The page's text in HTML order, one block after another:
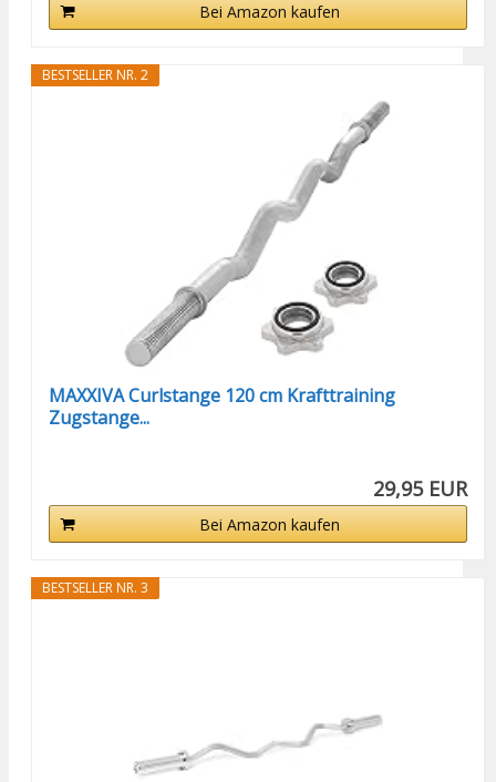
Bei Amazon kaufen
BESTSELLER NR. 2
MAXXIVA Curlstange 120 cm Krafttraining
Zugstange...
29,95 EUR
Bei Amazon kaufen
BESTSELLER NR. 3